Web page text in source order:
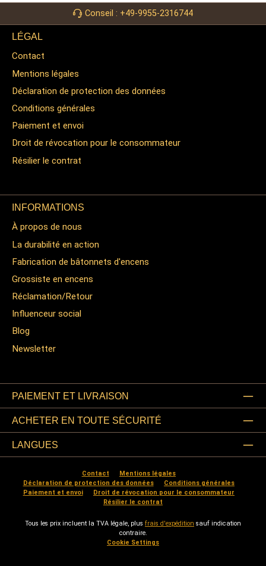
Conseil : +49-9955-2316744
LÉGAL
Contact
Mentions légales
Déclaration de protection des données
Conditions générales
Paiement et envoi
Droit de révocation pour le consommateur
Résilier le contrat
INFORMATIONS
À propos de nous
La durabilité en action
Fabrication de bâtonnets d'encens
Grossiste en encens
Réclamation/Retour
Influenceur social
Blog
Newsletter
PAIEMENT ET LIVRAISON
ACHETER EN TOUTE SÉCURITÉ
LANGUES
Contact
Mentions légales
Déclaration de protection des données
Conditions générales
Paiement et envoi
Droit de révocation pour le consommateur
Résilier le contrat
Tous les prix incluent la TVA légale, plus frais d'expédition sauf indication
contraire.
Cookie Settings